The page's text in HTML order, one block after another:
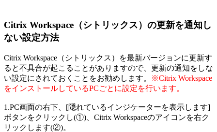
Citrix Workspace（シトリックス）の更新を通知し
ない設定方法
Citrix Workspace（シトリックス）を最新バージョンに更新す
ると不具合が起こることがありますので、更新の通知をしな
い設定にされておくことをお勧めします。
※Citrix Workspace
をインストールしているPCごとに設定を行います。
1.PC画面の右下、[隠れているインジケーターを表示します]
ボタンをクリックし(①)、Citrix Workspaceのアイコンを右ク
リックします(②)。